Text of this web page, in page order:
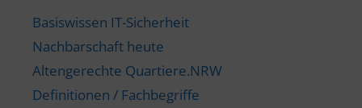
Basiswissen IT-Sicherheit
Nachbarschaft heute
Altengerechte Quartiere.NRW
Definitionen / Fachbegriffe